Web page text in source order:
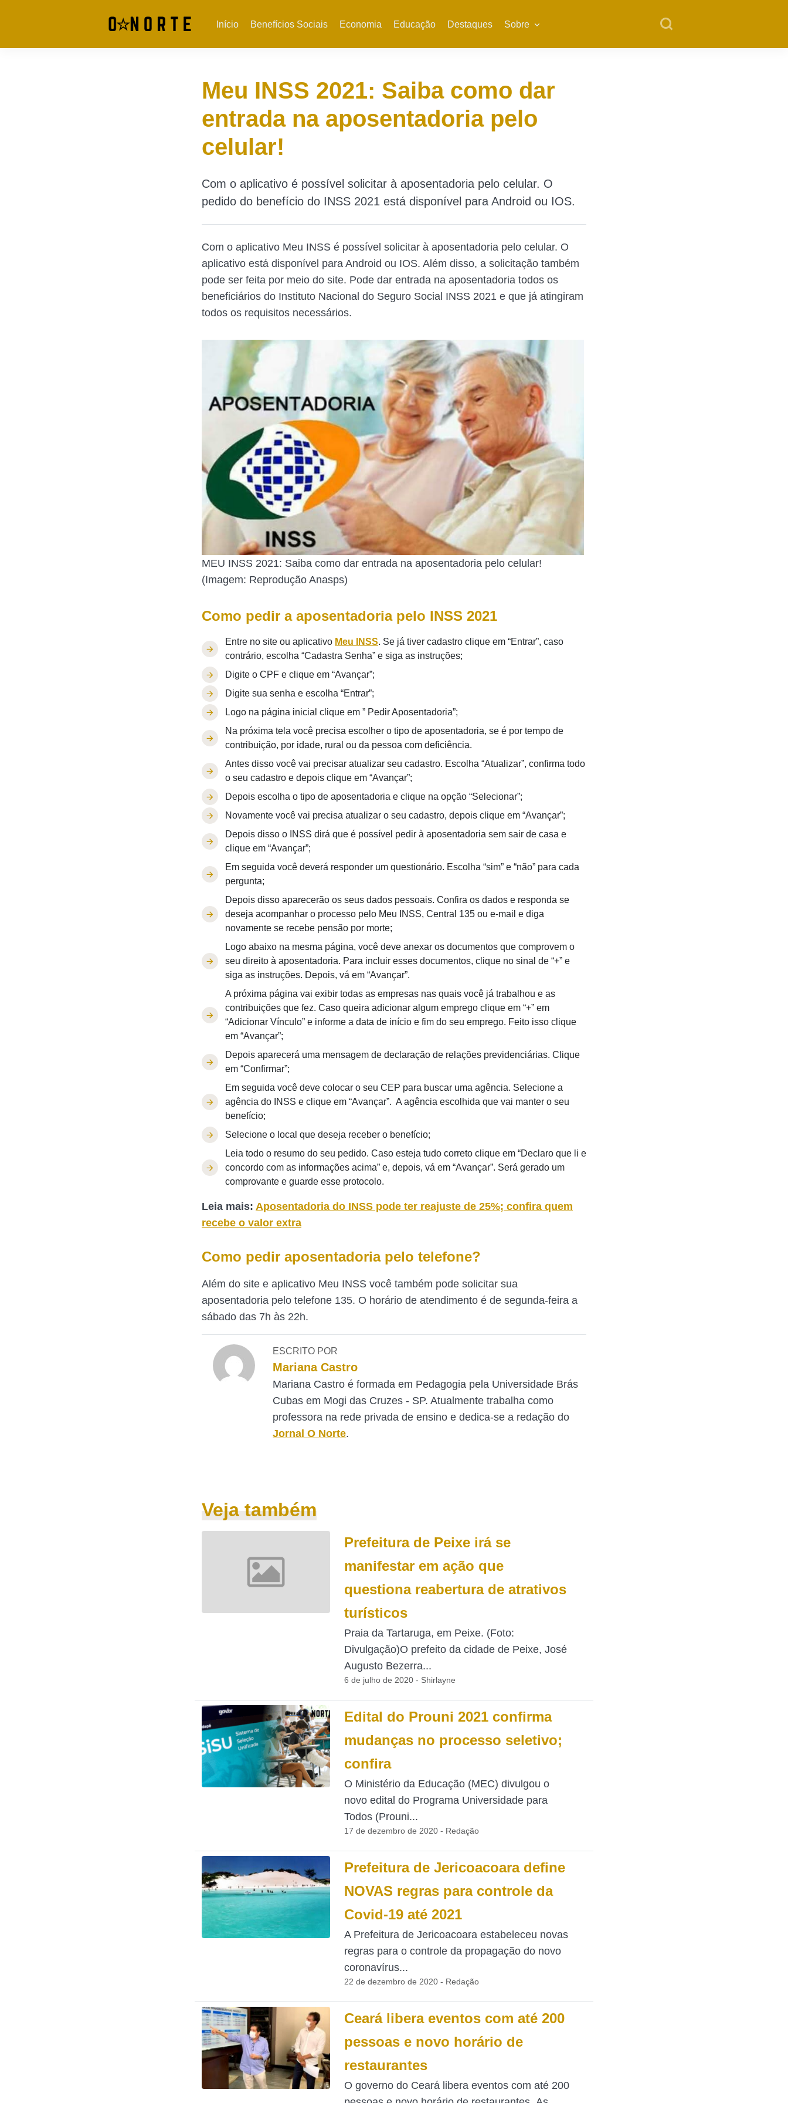
Início Benefícios Sociais Economia Educação Destaques Sobre
Meu INSS 2021: Saiba como dar
entrada na aposentadoria pelo
celular!
Com o aplicativo é possível solicitar à aposentadoria pelo celular. O
pedido do benefício do INSS 2021 está disponível para Android ou IOS.
Com o aplicativo Meu INSS é possível solicitar à aposentadoria pelo celular. O
aplicativo está disponível para Android ou IOS. Além disso, a solicitação também
pode ser feita por meio do site. Pode dar entrada na aposentadoria todos os
beneficiários do Instituto Nacional do Seguro Social INSS 2021 e que já atingiram
todos os requisitos necessários.
MEU INSS 2021: Saiba como dar entrada na aposentadoria pelo celular!
(Imagem: Reprodução Anasps)
Como pedir a aposentadoria pelo INSS 2021
Entre no site ou aplicativo Meu INSS. Se já tiver cadastro clique em “Entrar”, caso
contrário, escolha “Cadastra Senha” e siga as instruções;
Digite o CPF e clique em “Avançar”;
Digite sua senha e escolha “Entrar”;
Logo na página inicial clique em ” Pedir Aposentadoria”;
Na próxima tela você precisa escolher o tipo de aposentadoria, se é por tempo de
contribuição, por idade, rural ou da pessoa com deficiência.
Antes disso você vai precisar atualizar seu cadastro. Escolha “Atualizar”, confirma todo
o seu cadastro e depois clique em “Avançar”;
Depois escolha o tipo de aposentadoria e clique na opção “Selecionar”;
Novamente você vai precisa atualizar o seu cadastro, depois clique em “Avançar”;
Depois disso o INSS dirá que é possível pedir à aposentadoria sem sair de casa e
clique em “Avançar”;
Em seguida você deverá responder um questionário. Escolha “sim” e “não” para cada
pergunta;
Depois disso aparecerão os seus dados pessoais. Confira os dados e responda se
deseja acompanhar o processo pelo Meu INSS, Central 135 ou e-mail e diga
novamente se recebe pensão por morte;
Logo abaixo na mesma página, você deve anexar os documentos que comprovem o
seu direito à aposentadoria. Para incluir esses documentos, clique no sinal de “+” e
siga as instruções. Depois, vá em “Avançar”.
A próxima página vai exibir todas as empresas nas quais você já trabalhou e as
contribuições que fez. Caso queira adicionar algum emprego clique em “+” em
“Adicionar Vínculo” e informe a data de início e fim do seu emprego. Feito isso clique
em “Avançar”;
Depois aparecerá uma mensagem de declaração de relações previdenciárias. Clique
em “Confirmar”;
Em seguida você deve colocar o seu CEP para buscar uma agência. Selecione a
agência do INSS e clique em “Avançar”. A agência escolhida que vai manter o seu
benefício;
Selecione o local que deseja receber o benefício;
Leia todo o resumo do seu pedido. Caso esteja tudo correto clique em “Declaro que li e
concordo com as informações acima” e, depois, vá em “Avançar”. Será gerado um
comprovante e guarde esse protocolo.
Leia mais: Aposentadoria do INSS pode ter reajuste de 25%; confira quem
recebe o valor extra
Como pedir aposentadoria pelo telefone?
Além do site e aplicativo Meu INSS você também pode solicitar sua
aposentadoria pelo telefone 135. O horário de atendimento é de segunda-feira a
sábado das 7h às 22h.
ESCRITO POR
Mariana Castro
Mariana Castro é formada em Pedagogia pela Universidade Brás
Cubas em Mogi das Cruzes - SP. Atualmente trabalha como
professora na rede privada de ensino e dedica-se a redação do
Jornal O Norte.
Veja também
Prefeitura de Peixe irá se
manifestar em ação que
questiona reabertura de atrativos
turísticos
Praia da Tartaruga, em Peixe. (Foto:
Divulgação)O prefeito da cidade de Peixe, José
Augusto Bezerra...
6 de julho de 2020 - Shirlayne
Edital do Prouni 2021 confirma
mudanças no processo seletivo;
confira
O Ministério da Educação (MEC) divulgou o
novo edital do Programa Universidade para
Todos (Prouni...
17 de dezembro de 2020 - Redação
Prefeitura de Jericoacoara define
NOVAS regras para controle da
Covid-19 até 2021
A Prefeitura de Jericoacoara estabeleceu novas
regras para o controle da propagação do novo
coronavírus...
22 de dezembro de 2020 - Redação
Ceará libera eventos com até 200
pessoas e novo horário de
restaurantes
O governo do Ceará libera eventos com até 200